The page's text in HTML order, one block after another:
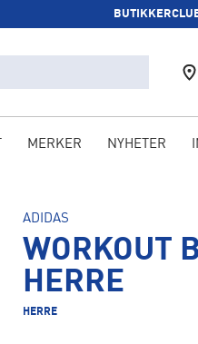
BUTIKKER
MERKER NYHETER
ADIDAS
WORKOUT
HERRE
HERRE